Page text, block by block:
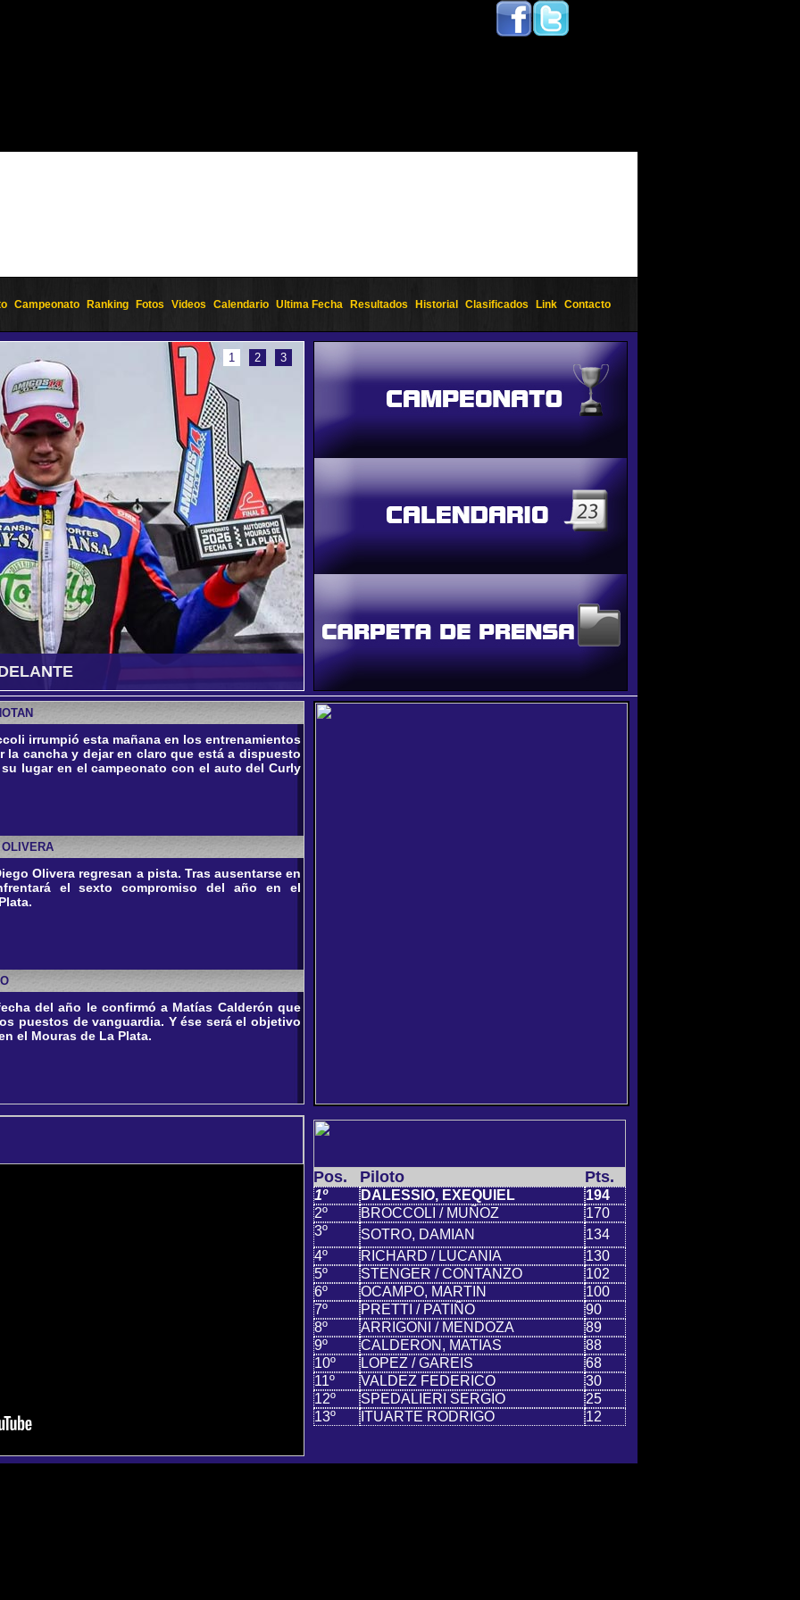
Campeonato Ranking Fotos Videos Calendario Ultima Fecha Resultados Historial Clasificados Link Contacto
ideal en el Mouras de La Plata, donde se
de la sexta fecha
Los Arrigoni volvieron a pista para acaparar el podio de la primera
disputada en el autódromo de La Plata.
01.08.26 - NADIE PUDO CON EL TOLITA
1 2 3
irrumpió esta mañana en los entrenamientos
la cancha y dejar en claro que está a dispuesto
lugar en el campeonato con el auto del Curly
Olivera regresan a pista. Tras ausentarse en
el sexto compromiso del año en el
del año le confirmó a Matías Calderón que
puestos de vanguardia. Y ése será el objetivo
el Mouras de La Plata.
Pos. Piloto Pts.
1º DALESSIO, EXEQUIEL
194
2º
BROCCOLI / MUÑOZ
170
3º
SOTRO, DAMIAN
134
4º
RICHARD / LUCANIA
130
5º
STENGER / CONTANZO
102
6º
OCAMPO, MARTIN
100
7º
PRETTI / PATIÑO
90
8º
ARRIGONI / MENDOZA
89
9º
CALDERON, MATIAS
88
10º
LOPEZ / GAREIS
68
11º
VALDEZ FEDERICO
30
12º
SPEDALIERI SERGIO
25
13º
ITUARTE RODRIGO 12